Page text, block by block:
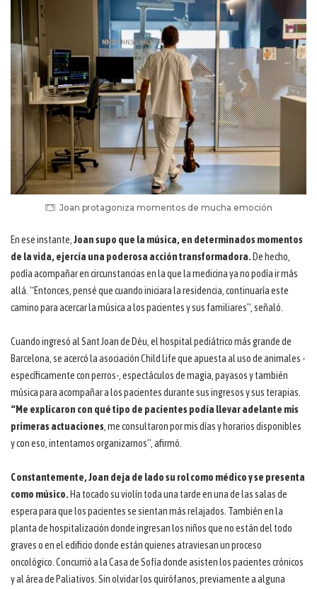
Joan protagoniza momentos de mucha emoción
En ese instante, Joan supo que la música, en determinados momentos
de la vida, ejercía una poderosa acción transformadora. De hecho,
podía acompañar en circunstancias en la que la medicina ya no podía ir más
allá. “Entonces, pensé que cuando iniciara la residencia, continuaría este
camino para acercar la música a los pacientes y sus familiares”, señaló.
Cuando ingresó al Sant Joan de Déu, el hospital pediátrico más grande de
Barcelona, se acercó la asociación Child Life que apuesta al uso de animales -
específicamente con perros-, espectáculos de magia, payasos y también
música para acompañar a los pacientes durante sus ingresos y sus terapias.
“Me explicaron con qué tipo de pacientes podía llevar adelante mis
primeras actuaciones , me consultaron por mis días y horarios disponibles
y con eso, intentamos organizarnos”, afirmó.
Constantemente, Joan deja de lado su rol como médico y se presenta
como músico. Ha tocado su violín toda una tarde en una de las salas de
espera para que los pacientes se sientan más relajados. También en la
planta de hospitalización donde ingresan los niños que no están del todo
graves o en el edificio donde están quienes atraviesan un proceso
oncológico. Concurrió a la Casa de Sofía donde asisten los pacientes crónicos
y al área de Paliativos. Sin olvidar los quirófanos, previamente a alguna